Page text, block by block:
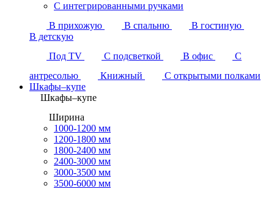
С интегрированными ручками
В прихожую
В спальню
В гостиную
В детскую
Под TV
С подсветкой В офис
С
антресолью
Книжный
С открытыми полками
Шкафы–купе
Шкафы–купе
Ширина
1000-1200 мм
1200-1800 мм
1800-2400 мм
2400-3000 мм
3000-3500 мм
3500-6000 мм